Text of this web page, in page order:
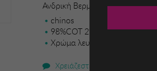
Ανδρική Βερμούδα BISTON
chinos
98%COT 2%EL
Χρώμα λευκό
Χρειάζεστε βοήθεια;